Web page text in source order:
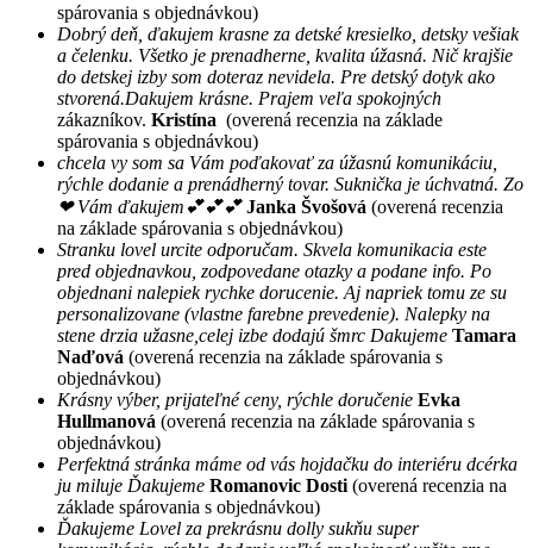
spárovania s objednávkou)
Dobrý deň, ďakujem krasne za detské kresielko, detsky vešiak
a čelenku. Všetko je prenadherne, kvalita úžasná. Nič krajšie
do detskej izby som doteraz nevidela. Pre detský dotyk ako
stvorená.Dakujem krásne. Prajem veľa spokojných
zákazníkov. Kristína (overená recenzia na základe
spárovania s objednávkou)
chcela vy som sa Vám poďakovať za úžasnú komunikáciu,
rýchle dodanie a prenádherný tovar. Suknička je úchvatná. Zo
❤ Vám ďakujem💕💕💕 Janka Švošová (overená recenzia
na základe spárovania s objednávkou)
Stranku lovel urcite odporučam. Skvela komunikacia este
pred objednavkou, zodpovedane otazky a podane info. Po
objednani nalepiek rychke dorucenie. Aj napriek tomu ze su
personalizovane (vlastne farebne prevedenie). Nalepky na
stene drzia užasne,celej izbe dodajú šmrc Dakujeme Tamara
Naďová (overená recenzia na základe spárovania s
objednávkou)
Krásny výber, prijateľné ceny, rýchle doručenie Evka
Hullmanová (overená recenzia na základe spárovania s
objednávkou)
Perfektná stránka máme od vás hojdačku do interiéru dcérka
ju miluje Ďakujeme Romanovic Dosti (overená recenzia na
základe spárovania s objednávkou)
Ďakujeme Lovel za prekrásnu dolly sukňu super